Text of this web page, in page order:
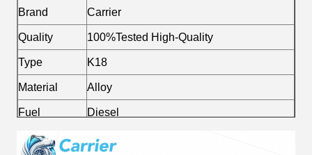
Brand
Carrier
Quality
100%Tested High-Quality
Type
K18
Material
Alloy
Fuel
Diesel